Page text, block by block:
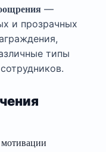
—
и прозрачных
типы